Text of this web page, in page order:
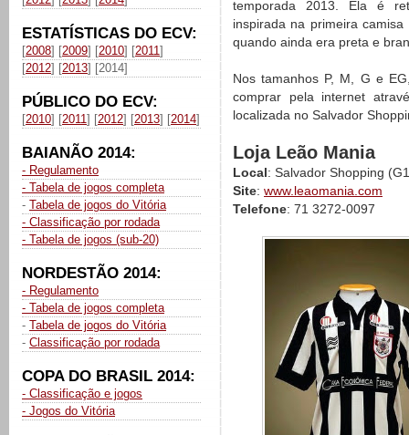
ESTATÍSTICAS DO ECV:
[2008] [2009] [2010] [2011]
[2012] [2013] [2014]
PÚBLICO DO ECV:
[2010] [2011] [2012] [2013] [2014]
BAIANÃO 2014:
- Regulamento
- Tabela de jogos completa
- Tabela de jogos do Vitória
- Classificação por rodada
- Tabela de jogos (sub-20)
NORDESTÃO 2014:
- Regulamento
- Tabela de jogos completa
- Tabela de jogos do Vitória
- Classificação por rodada
COPA DO BRASIL 2014:
- Classificação e jogos
- Jogos do Vitória
temporada 2013. Ela é
inspirada na primeira camisa
quando ainda era preta e
Nos tamanhos P, M, G e
comprar pela internet
localizada no Salvador
Loja Leão Mania
Local: Salvador Shopping
Site: www.leaomania.com
Telefone: 71 3272-0097